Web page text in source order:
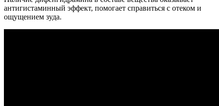
антигистаминный эффект, помогает справиться с отеком и
ощущением зуда.